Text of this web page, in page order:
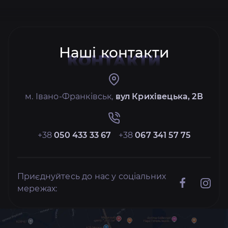
Наші контакти
КОНТАКТИ
м. Івано-Франківськ, вул Крихівецька, 2В
+38050 433 33 67 +38067 341 57 75
Приєднуйтесь до нас у соціальних
мережах: